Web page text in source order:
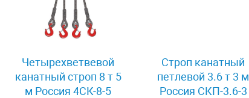
Четырехветвевой
канатный строп 8 т 5
м Россия 4СК-8-5
Строп канатный
петлевой 3.6 т 3 м
Россия СКП-3.6-3